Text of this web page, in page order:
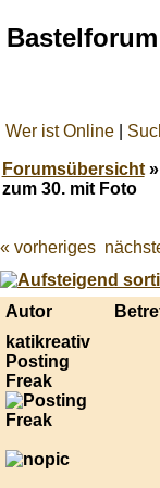
Bastelforum
Wer ist Online
Forumsübersicht»
zum 30. mit Foto
Best
online
live
casino
« vorheriges
Autor
katikreativ
Posting
Freak